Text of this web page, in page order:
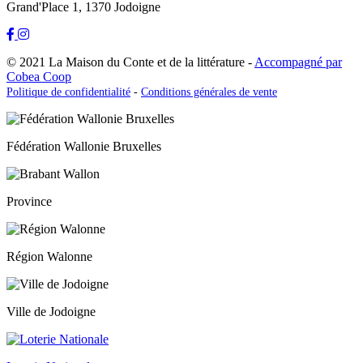
Grand'Place 1, 1370 Jodoigne
© 2021 La Maison du Conte et de la littérature - Accompagné par
Cobea Coop
Politique de confidentialité - Conditions générales de vente
Fédération Wallonie Bruxelles
Province
Région Walonne
Ville de Jodoigne